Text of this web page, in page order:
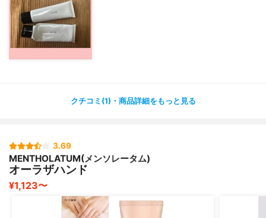
クチコミ(1)・商品詳細をもっと見る
3.69
MENTHOLATUM(メンソレータム)
オーラザハンド
¥1,123〜